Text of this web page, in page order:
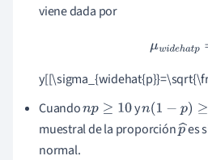
viene dada por
μwideha
Cuandonp≥ 10 yn(1− p)≥10
muestral de la proporciónpes
normal.